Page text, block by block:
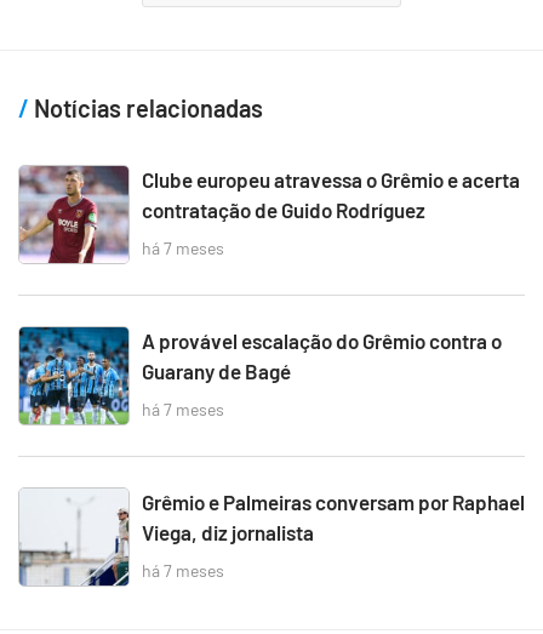
Notícias relacionadas
Clube europeu atravessa o Grêmio e acerta
contratação de Guido Rodríguez
há 7 meses
A provável escalação do Grêmio contra o
Guarany de Bagé
há 7 meses
Grêmio e Palmeiras conversam por Raphael
Viega, diz jornalista
há 7 meses